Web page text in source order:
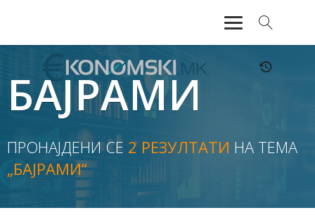
АКТУЕЛНО
ЕКОНОМИЈА
ФИНАНСИИ
БАНКАРСТВО
ЖИВОТ
БАЈРАМИ
ПРОНАЈДЕНИ СЕ 2 РЕЗУЛТАТИ НА ТЕМА
„БАЈРАМИ“